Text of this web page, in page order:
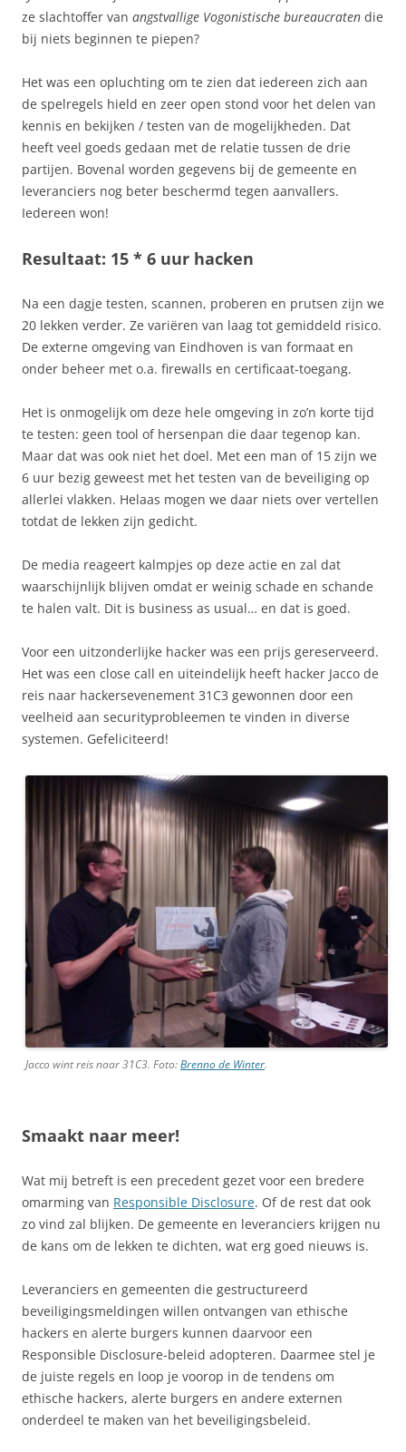
ze slachtoffer van angstvallige Vogonistische bureaucraten die
bij niets beginnen te piepen?
Het was een opluchting om te zien dat iedereen zich aan
de spelregels hield en zeer open stond voor het delen van
kennis en bekijken / testen van de mogelijkheden. Dat
heeft veel goeds gedaan met de relatie tussen de drie
partijen. Bovenal worden gegevens bij de gemeente en
leveranciers nog beter beschermd tegen aanvallers.
Iedereen won!
Resultaat: 15 * 6 uur hacken
Na een dagje testen, scannen, proberen en prutsen zijn we
20 lekken verder. Ze variëren van laag tot gemiddeld risico.
De externe omgeving van Eindhoven is van formaat en
onder beheer met o.a. firewalls en certificaat-toegang.
Het is onmogelijk om deze hele omgeving in zo’n korte tijd
te testen: geen tool of hersenpan die daar tegenop kan.
Maar dat was ook niet het doel. Met een man of 15 zijn we
6 uur bezig geweest met het testen van de beveiliging op
allerlei vlakken. Helaas mogen we daar niets over vertellen
totdat de lekken zijn gedicht.
De media reageert kalmpjes op deze actie en zal dat
waarschijnlijk blijven omdat er weinig schade en schande
te halen valt. Dit is business as usual… en dat is goed.
Voor een uitzonderlijke hacker was een prijs gereserveerd.
Het was een close call en uiteindelijk heeft hacker Jacco de
reis naar hackersevenement 31C3 gewonnen door een
veelheid aan securityprobleemen te vinden in diverse
systemen. Gefeliciteerd!
Jacco wint reis naar 31C3. Foto:Brenno de Winter.
Smaakt naar meer!
Wat mij betreft is een precedent gezet voor een bredere
omarming van Responsible Disclosure. Of de rest dat ook
zo vind zal blijken. De gemeente en leveranciers krijgen nu
de kans om de lekken te dichten, wat erg goed nieuws is.
Leveranciers en gemeenten die gestructureerd
beveiligingsmeldingen willen ontvangen van ethische
hackers en alerte burgers kunnen daarvoor een
Responsible Disclosure-beleid adopteren. Daarmee stel je
de juiste regels en loop je voorop in de tendens om
ethische hackers, alerte burgers en andere externen
onderdeel te maken van het beveiligingsbeleid.